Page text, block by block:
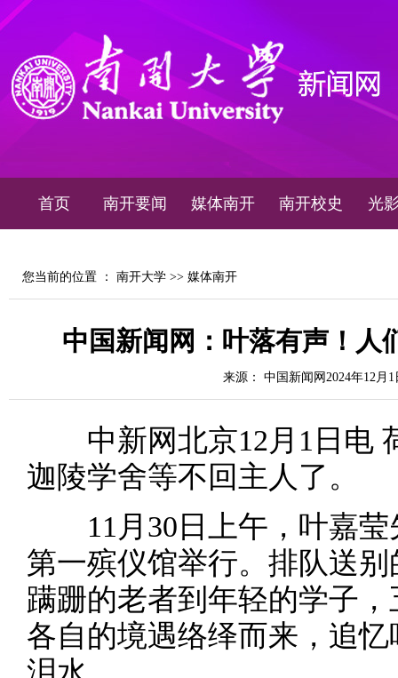
首页 南开要闻 媒体南开 南开校史 光
您当前的位置 ： 南开大学 >> 媒体南开
中国新闻网：叶落有声！人
来源： 中国新闻网2024年12月1
中新网北京12月1日电
迦陵学舍等不回主人了。
11月30日上午，叶嘉莹
第一殡仪馆举行。排队送
蹒跚的老者到年轻的学子
各自的境遇络绎而来，追